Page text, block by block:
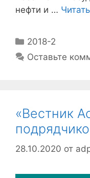
нефти и …
2018-2
Оставьте
«Вестник
28.10.2020 от